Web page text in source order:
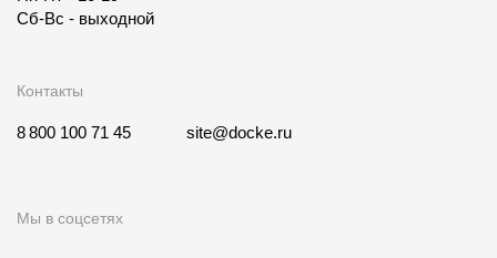
Сб-Вс - выходной
Контакты
8 800 100 71 45 site@docke.ru
Мы в соцсетях